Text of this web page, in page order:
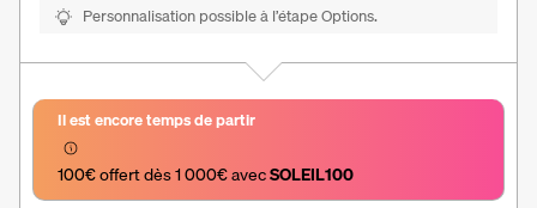
Personnalisation possible à l’étape Options.
Il est encore temps de partir
100€ offert dès 1 000€ avec SOLEIL100